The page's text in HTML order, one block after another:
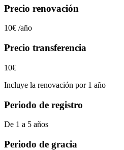
Precio renovación
10€ /año
Precio transferencia
10€
Incluye la renovación por 1 año
Periodo de registro
De 1 a 5 años
Periodo de gracia